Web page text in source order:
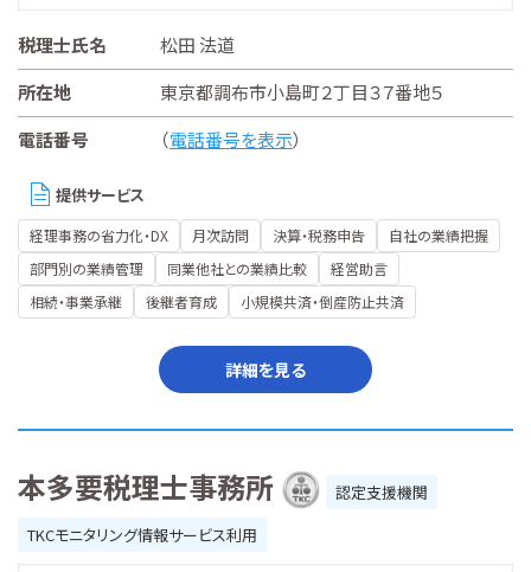
税理士氏名
松田 法道
所在地
東京都調布市小島町２丁目３７番地５
電話番号
（電話番号を表示）
提供サービス
経理事務の省力化・DX 月次訪問 決算・税務申告
自社の業績把握
部門別の業績管理
同業他社との業績比較
経営助言
相続・事業承継
後継者育成 小規模共済・倒産防止共済
詳細を見る
本多要税理士事務所
認定支援機関
TKCモニタリング情報サービス利用